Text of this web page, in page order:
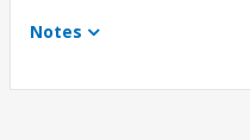
Notes